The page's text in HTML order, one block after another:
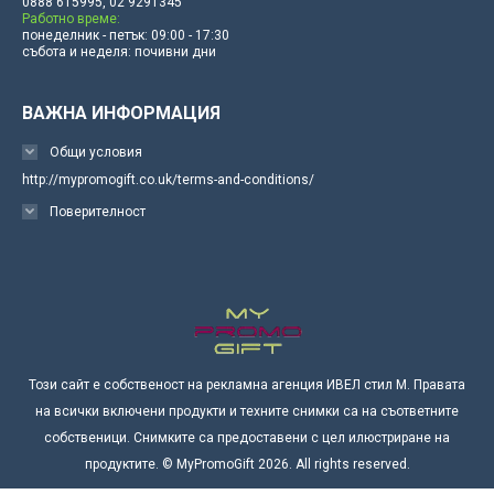
Работно време:
понеделник - петък: 09:00 - 17:30
събота и неделя: почивни дни
ВАЖНА ИНФОРМАЦИЯ
Общи условия
http://mypromogift.co.uk/terms-and-conditions/
Поверителност
Този сайт е собственост на рекламна агенция ИВЕЛ стил М. Правата
на всички включени продукти и техните снимки са на съответните
собственици. Снимките са предоставени с цел илюстриране на
продуктите. © MyPromoGift 2026. All rights reserved.